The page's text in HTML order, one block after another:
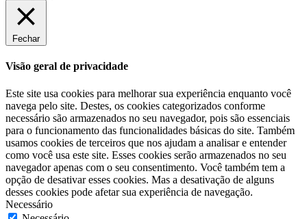
Fechar
Visão geral de privacidade
Este site usa cookies para melhorar sua experiência enquanto você
navega pelo site. Destes, os cookies categorizados conforme
necessário são armazenados no seu navegador, pois são essenciais
para o funcionamento das funcionalidades básicas do site. Também
usamos cookies de terceiros que nos ajudam a analisar e entender
como você usa este site. Esses cookies serão armazenados no seu
navegador apenas com o seu consentimento. Você também tem a
opção de desativar esses cookies. Mas a desativação de alguns
desses cookies pode afetar sua experiência de navegação.
Necessário